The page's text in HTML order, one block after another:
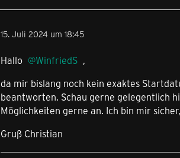
15. Juli 2024 um 18:45
Hallo WinfriedS ,
da mir bislang noch kein exaktes
beantworten. Schau gerne gelegentlich
Möglichkeiten gerne an. Ich bin mir
Gruß Christian